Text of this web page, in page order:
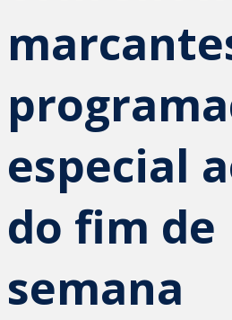
especial
do fim de
semana